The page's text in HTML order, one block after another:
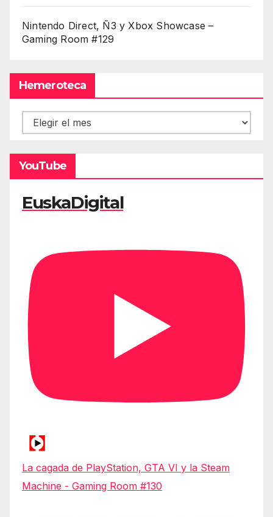
Nintendo Direct, Ñ3 y Xbox Showcase –
Gaming Room #129
Hemeroteca
Hemeroteca
YouTube
EuskaDigital
La cagada de PlayStation, GTA VI y la Steam
Machine - Gaming Room #130